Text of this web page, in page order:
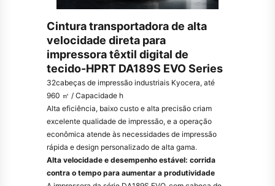
Cintura transportadora de alta
velocidade direta para
impressora têxtil digital de
tecido-HPRT DA189S EVO Series
32cabeças de impressão industriais Kyocera, até
960 ㎡ / Capacidade h
Alta eficiência, baixo custo e alta precisão criam
excelente qualidade de impressão, e a operação
econômica atende às necessidades de impressão
rápida e design personalizado de alta gama.
Alta velocidade e desempenho estável: corrida
contra o tempo para aumentar a produtividade